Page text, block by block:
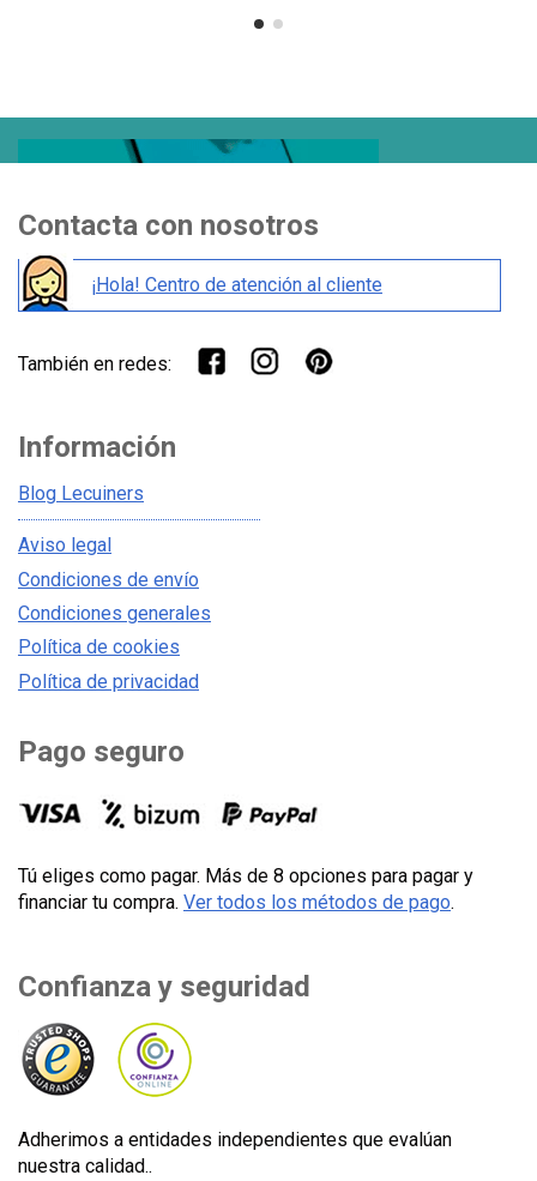
Contacta con nosotros
¡Hola! Centro de atención al cliente
También en redes:
Información
Blog Lecuiners
Aviso legal
Condiciones de envío
Condiciones generales
Política de cookies
Política de privacidad
Pago seguro
Tú eliges como pagar. Más de 8 opciones para pagar y
financiar tu compra. Ver todos los métodos de pago.
Confianza y seguridad
Adherimos a entidades independientes que evalúan
nuestra calidad..